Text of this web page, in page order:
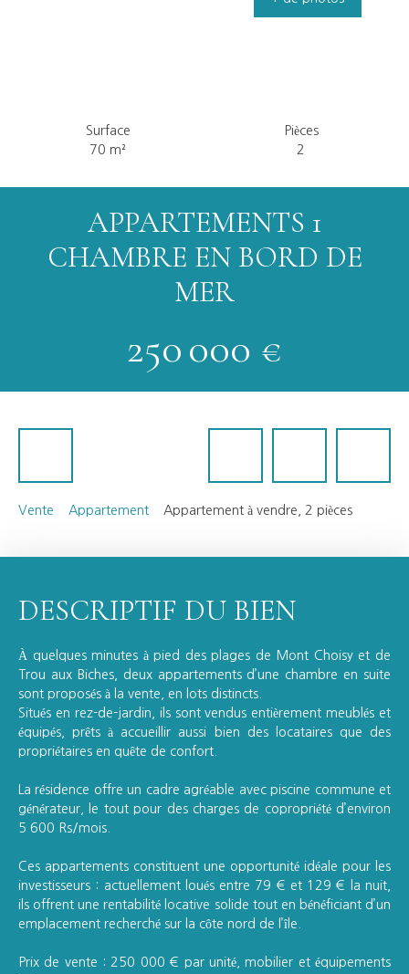
Surface
70 m²
Pièces
2
APPARTEMENTS 1
CHAMBRE EN BORD DE
MER
250 000 €
Vente Appartement Appartement à vendre, 2 pièces
DESCRIPTIF DU BIEN
À quelques minutes à pied des plages de Mont Choisy et de
Trou aux Biches, deux appartements d’une chambre en suite
sont proposés à la vente, en lots distincts.
Situés en rez-de-jardin, ils sont vendus entièrement meublés et
équipés, prêts à accueillir aussi bien des locataires que des
propriétaires en quête de confort.
La résidence offre un cadre agréable avec piscine commune et
générateur, le tout pour des charges de copropriété d’environ
5 600 Rs/mois.
Ces appartements constituent une opportunité idéale pour les
investisseurs : actuellement loués entre 79 € et 129 € la nuit,
ils offrent une rentabilité locative solide tout en bénéficiant d’un
emplacement recherché sur la côte nord de l’île.
Prix de vente : 250 000 € par unité, mobilier et équipements